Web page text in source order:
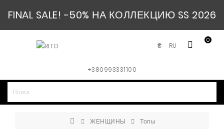
FINAL SALE! -50% НА КОЛЛЕКЦИЮ SS 2026
0
RU
₴
+380993331100
ЖЕНЩИНЫ Топы